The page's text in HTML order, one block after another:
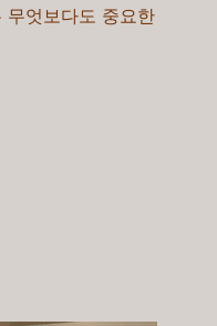
무엇보다도 중요한